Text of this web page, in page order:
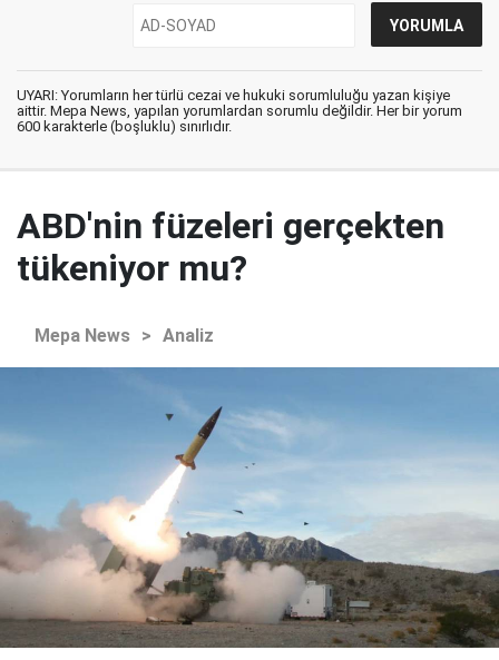
UYARI: Yorumların her türlü cezai ve hukuki sorumluluğu yazan kişiye
aittir. Mepa News, yapılan yorumlardan sorumlu değildir. Her bir yorum
600 karakterle (boşluklu) sınırlıdır.
ABD'nin füzeleri gerçekten
tükeniyor mu?
Mepa News > Analiz